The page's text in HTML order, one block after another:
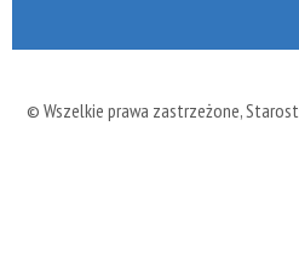
© Wszelkie prawa zastrzeżone,